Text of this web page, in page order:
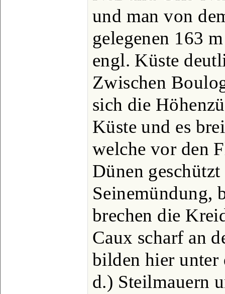
und man von
gelegenen 163
engl. Küste
Zwischen
sich die
Küste und es
welche vor den
Dünen
Seinemündung,
brechen die
Caux scharf an
bilden hier unter
d.) Steilmauern